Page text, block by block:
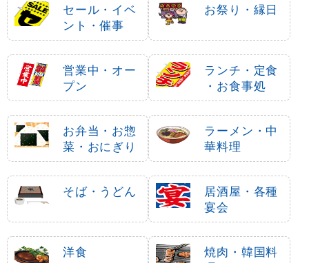
セール・イベ
ント・催事
お祭り・縁日
営業中・オー
プン
ランチ・定食
・お食事処
お弁当・お惣
菜・おにぎり
ラーメン・中
華料理
そば・うどん
居酒屋・各種
宴会
洋食
焼肉・韓国料